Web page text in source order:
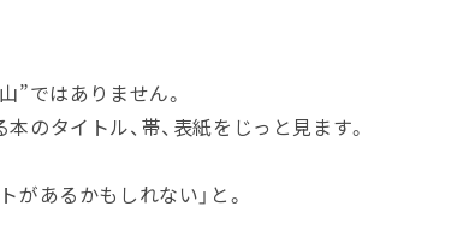
”ではありません。
のタイトル、帯、表紙をじっと見ます。
があるかもしれない」と。